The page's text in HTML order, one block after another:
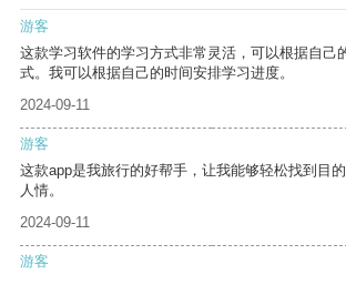
游客
这款学习软件的学习方式非常灵活，可以根据自己
式。我可以根据自己的时间安排学习进度。
2024-09-11
游客
这款app是我旅行的好帮手，让我能够轻松找到目
人情。
2024-09-11
游客